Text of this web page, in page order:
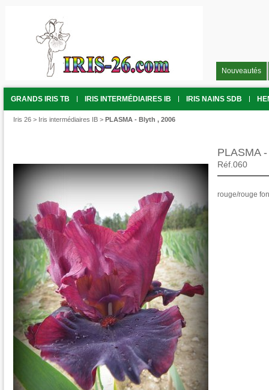
Nouveautés
GRANDS IRIS TB IRIS INTERMÉDIAIRES IB IRIS NAINS SDB
Iris 26 > Iris intermédiaires IB > PLASMA - Blyth , 2006
PLASMA
Réf.060
rouge/rouge